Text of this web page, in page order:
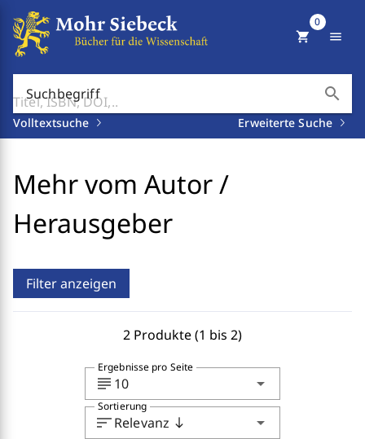
Suchbegriff search
Volltextsuche Erweiterte Suche
shopping_cart
0
menu
Mehr vom Autor /
Herausgeber
Filter anzeigen
2 Produkte (1 bis 2)
subject 10 arrow_drop_down
Ergebnisse pro Seite
sortRelevanz south arrow_drop_down
Sortierung